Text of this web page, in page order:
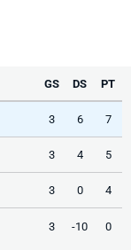
GS DS PT
3 6 7
3 4 5
3 0 4
3 -10 0